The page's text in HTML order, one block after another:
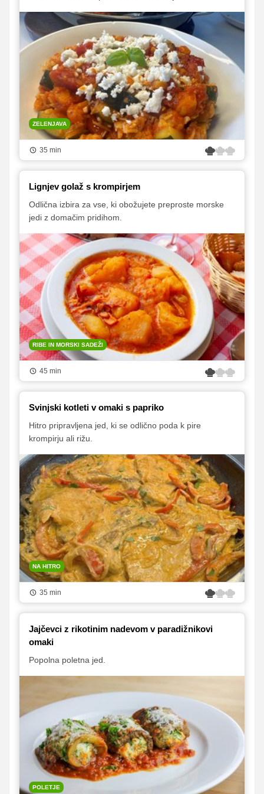
ZELENJAVA
35 min
Lignjev golaž s krompirjem
Odlična izbira za vse, ki obožujete preproste morske
jedi z domačim pridihom.
RIBE IN MORSKI SADEŽI
45 min
Svinjski kotleti v omaki s papriko
Hitro pripravljena jed, ki se odlično poda k pire
krompirju ali rižu.
NA HITRO
35 min
Jajčevci z rikotinim nadevom v paradižnikovi
omaki
Popolna poletna jed.
POLETJE